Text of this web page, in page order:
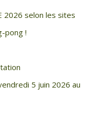
2026 selon les sites
pong !
5 juin 2026 au